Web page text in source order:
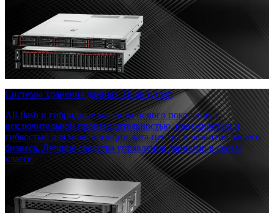
Системы хранения данных ThinkSystem
All-flash и гибридные массивы нового поколения с
исключительной производительностью, надежностью и
гибкостью для модернизации дата-центра и развития вашего
бизнеса. Лучшие средства управления данными в своем
классе.